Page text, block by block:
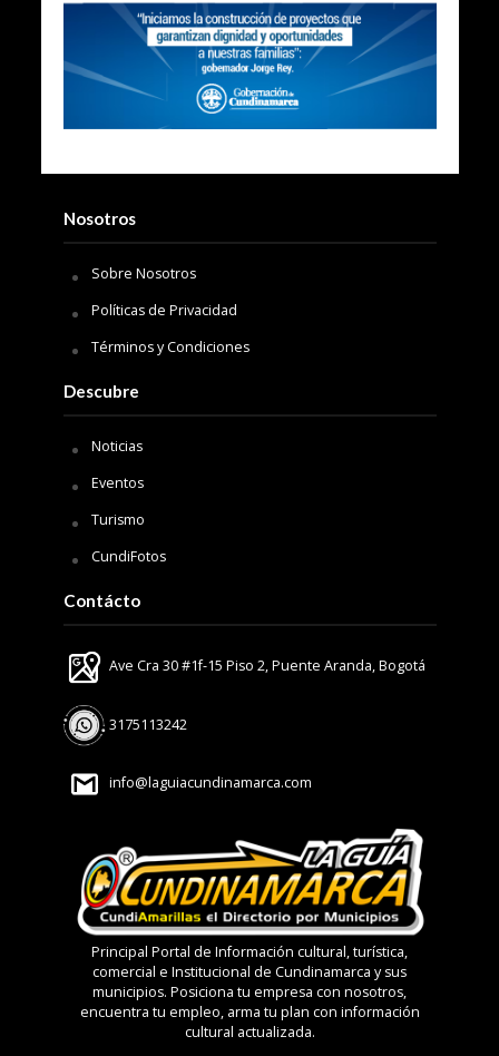
Nosotros
Sobre Nosotros
Políticas de Privacidad
Términos y Condiciones
Descubre
Noticias
Eventos
Turismo
CundiFotos
Contácto
Ave Cra 30 #1f-15 Piso 2, Puente Aranda, Bogotá
3175113242
info@laguiacundinamarca.com
Principal Portal de Información cultural, turística,
comercial e Institucional de Cundinamarca y sus
municipios. Posiciona tu empresa con nosotros,
encuentra tu empleo, arma tu plan con información
cultural actualizada.